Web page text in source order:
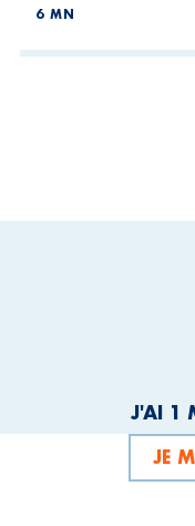
6 MN
J'AI 1
JE